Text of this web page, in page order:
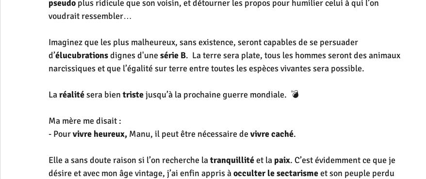
pseudo plus ridicule que son voisin, et détourner les propos pour humilier celui à qui l’on
voudrait ressembler…
Imaginez que les plus malheureux, sans existence, seront capables de se persuader
d’élucubrations dignes d'une série B.  La terre sera plate, tous les hommes seront des animaux
narcissiques et que l’égalité sur terre entre toutes les espèces vivantes sera possible.
La réalité sera bien triste jusqu’à la prochaine guerre mondiale.  💣
Ma mère me disait :
- Pour vivre heureux, Manu, il peut être nécessaire de vivre caché.
Elle a sans doute raison si l’on recherche la tranquillité et la paix. C’est évidemment ce que je
désire et avec mon âge vintage, j’ai enfin appris à occulter le sectarisme et son peuple perdu